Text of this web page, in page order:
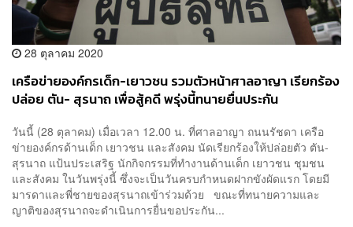
28 ตุลาคม 2020
เครือข่ายองค์กรเด็ก-เยาวชน รวมตัวหน้าศาลอาญา เรียกร้อง
ปล่อย ตัน- สุรนาถ เพื่อสู้คดี พรุ่งนี้ทนายยื่นประกัน
วันนี้ (28 ตุลาคม) เมื่อเวลา 12.00 น. ที่ศาลอาญา ถนนรัชดา เครือ
ข่ายองค์กรด้านเด็ก เยาวชน และสังคม นัดเรียกร้องให้ปล่อยตัว ตัน-
สุรนาถ แป้นประเสริฐ นักกิจกรรมที่ทำงานด้านเด็ก เยาวชน ชุมชน
และสังคม ในวันพรุ่งนี้ ซึ่งจะเป็นวันครบกำหนดฝากขังผัดแรก โดยมี
มารดาและพี่ชายของสุรนาถเข้าร่วมด้วย ขณะที่ทนายความและ
ญาติของสุรนาถจะดำเนินการยื่นขอประกัน...